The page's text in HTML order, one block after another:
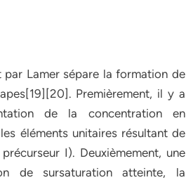
par Lamer sépare la formation de
Premièrement, il y a
de la concentration en
éléments unitaires résultant de
I). Deuxièmement, une
de sursaturation atteinte, la